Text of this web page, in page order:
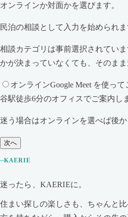
オンラインか対面かを選びます。
民泊の相談として入力を始められま
相談カテゴリは事前選択されてい
かが決まっていなくても、そのまま
オンラインGoogle Meet を使って
谷駅徒歩6分のオフィスでご案内し
迷う場合はオンラインを選べば後か
次へ
KAERIE
迷ったら、KAERIEに。
住まい探しの楽しさも、ちゃんと